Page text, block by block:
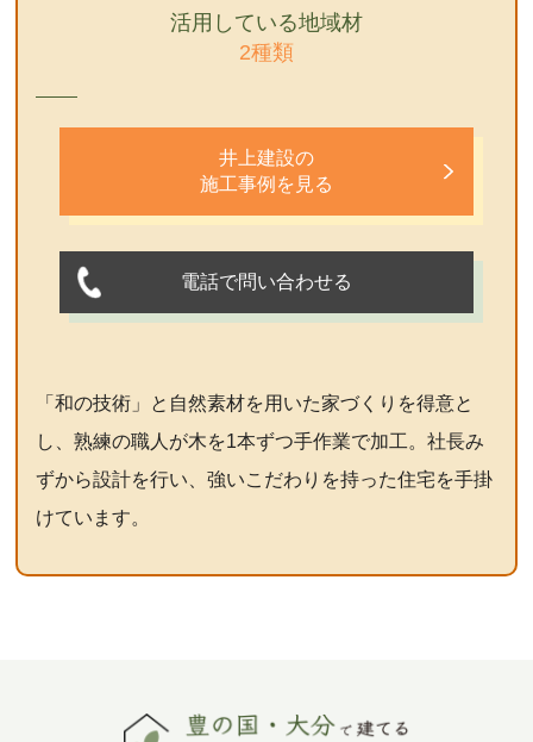
活用している地域材
2種類
井上建設の
施工事例を見る
電話で問い合わせる
「和の技術」と自然素材を用いた家づくりを得意と
し、熟練の職人が木を1本ずつ手作業で加工。社長み
ずから設計を行い、強いこだわりを持った住宅を手掛
けています。